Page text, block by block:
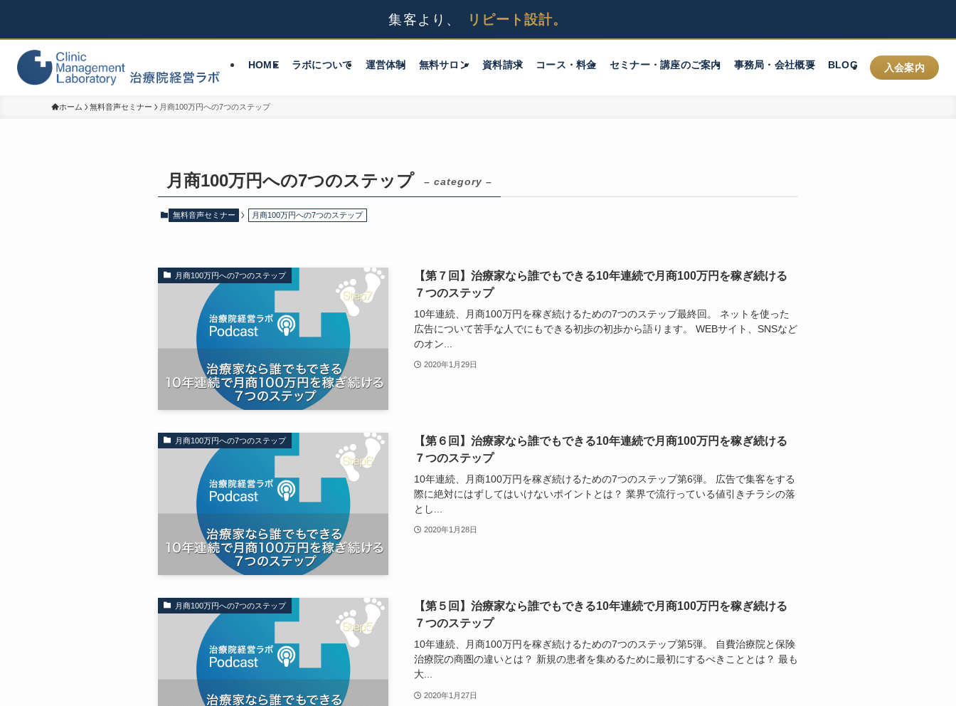
HOME ラボについて 運営体制 無料サロン 資料請求 コース・料金 セミナー・講座のご案内 事務局・会社概要 BLOG 入会案内
ホーム 無料音声セミナー 月商100万円への7つのステップ
月商100万円への7つのステップ – category –
無料音声セミナー 月商100万円への7つのステップ
月商100万円への7つのステップ
【第７回】治療家なら誰でもできる10年連続で月商100万円を稼ぎ続ける
７つのステップ
10年連続、月商100万円を稼ぎ続けるための7つのステップ最終回。 ネットを使った
広告について苦手な人でにもできる初歩の初歩から語ります。 WEBサイト、SNSなど
のオン...
2020年1月29日
月商100万円への7つのステップ
【第６回】治療家なら誰でもできる10年連続で月商100万円を稼ぎ続ける
７つのステップ
10年連続、月商100万円を稼ぎ続けるための7つのステップ第6弾。 広告で集客をする
際に絶対にはずしてはいけないポイントとは？ 業界で流行っている値引きチラシの落
とし...
2020年1月28日
月商100万円への7つのステップ
【第５回】治療家なら誰でもできる10年連続で月商100万円を稼ぎ続ける
７つのステップ
10年連続、月商100万円を稼ぎ続けるための7つのステップ第5弾。 自費治療院と保険
治療院の商圏の違いとは？ 新規の患者を集めるために最初にするべきこととは？ 最も
大...
2020年1月27日